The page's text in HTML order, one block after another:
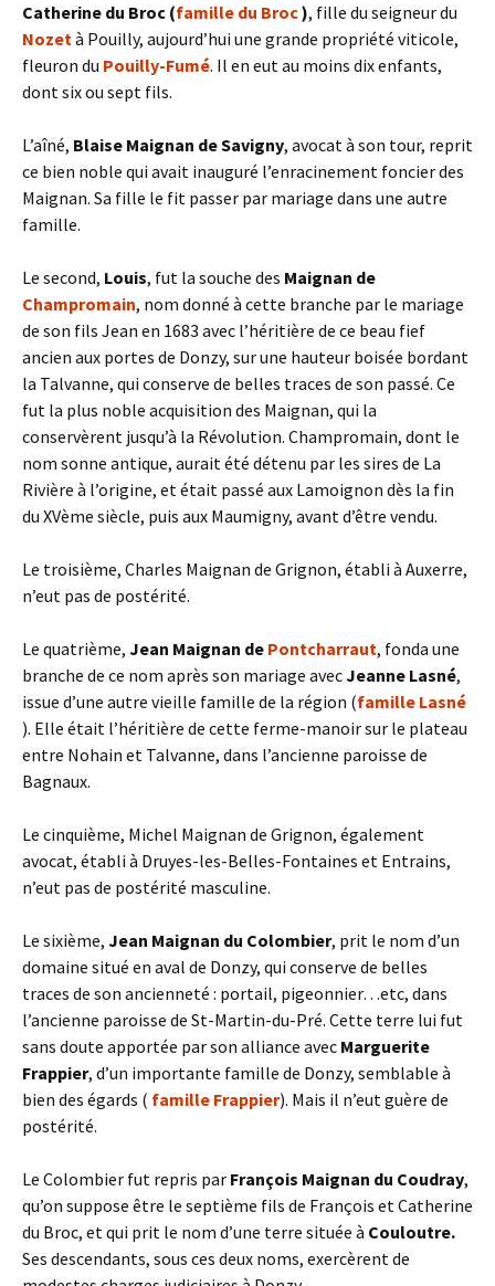
Catherine du Broc (famille du Broc), fille du seigneur du
Nozetà Pouilly, aujourd’hui une grande propriété viticole,
fleuron du Pouilly-Fumé. Il en eut au moins dix enfants,
dont six ou sept fils.
L’aîné, Blaise Maignan de Savigny, avocat à son tour, reprit
ce bien noble qui avait inauguré l’enracinement foncier des
Maignan. Sa fille le fit passer par mariage dans une autre
famille.
Le second, Louis, fut la souche des Maignan de
Champromain, nom donné à cette branche par le mariage
de son fils Jean en 1683 avec l’héritière de ce beau fief
ancien aux portes de Donzy, sur une hauteur boisée bordant
la Talvanne, qui conserve de belles traces de son passé. Ce
fut la plus noble acquisition des Maignan, qui la
conservèrent jusqu’à la Révolution. Champromain, dont le
nom sonne antique, aurait été détenu par les sires de La
Rivière à l’origine, et était passé aux Lamoignon dès la fin
du XVème siècle, puis aux Maumigny, avant d’être vendu.
Le troisième, Charles Maignan de Grignon, établi à Auxerre,
n’eut pas de postérité.
Le quatrième, Jean Maignan de Pontcharraut, fonda une
branche de ce nom après son mariage avecJeanne Lasné,
issue d’une autre vieille famille de la région (famille Lasné
). Elle était l’héritière de cette ferme-manoir sur le plateau
entre Nohain et Talvanne, dans l’ancienne paroisse de
Bagnaux.
Le cinquième, Michel Maignan de Grignon, également
avocat, établi à Druyes-les-Belles-Fontaines et Entrains,
n’eut pas de postérité masculine.
Le sixième, Jean Maignan du Colombier, prit le nom d’un
domaine situé en aval de Donzy, qui conserve de belles
traces de son ancienneté : portail, pigeonnier…etc, dans
l’ancienne paroisse de St-Martin-du-Pré. Cette terre lui fut
sans doute apportée par son alliance avec Marguerite
Frappier, d’un importante famille de Donzy, semblable à
bien des égards ( famille Frappier). Mais il n’eut guère de
postérité.
Le Colombier fut repris par François Maignan du Coudray,
qu’on suppose être le septième fils de François et Catherine
du Broc, et qui prit le nom d’une terre située à Couloutre.
Ses descendants, sous ces deux noms, exercèrent de